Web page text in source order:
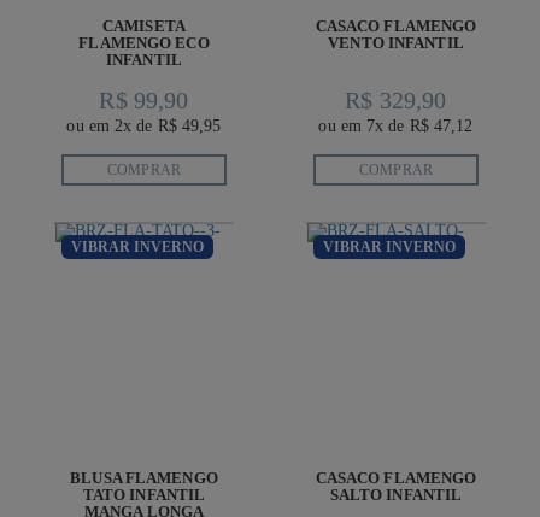
CAMISETA
FLAMENGO ECO
INFANTIL
R$ 99,90
ou em 2x de R$ 49,95
COMPRAR
CASACO FLAMENGO
VENTO INFANTIL
R$ 329,90
ou em 7x de R$ 47,12
COMPRAR
VIBRAR INVERNO
BLUSA FLAMENGO
TATO INFANTIL
MANGA LONGA
VIBRAR INVERNO
CASACO FLAMENGO
SALTO INFANTIL